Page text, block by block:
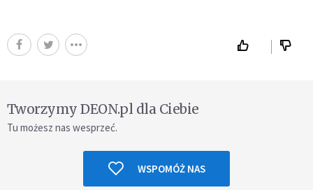
Tworzymy DEON.pl dla Ciebie
Tu możesz nas wesprzeć.
WSPOMÓŻ NAS